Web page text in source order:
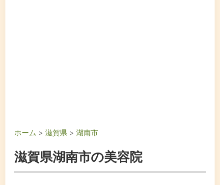
ホーム >滋賀県 >湖南市
滋賀県湖南市の美容院